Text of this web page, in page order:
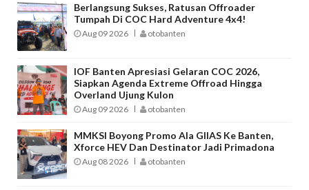
Berlangsung Sukses, Ratusan Offroader
Tumpah Di COC Hard Adventure 4x4!
Aug 09 2026 otobanten
IOF Banten Apresiasi Gelaran COC 2026,
Siapkan Agenda Extreme Offroad Hingga
Overland Ujung Kulon
Aug 09 2026 otobanten
MMKSI Boyong Promo Ala GIIAS Ke Banten,
Xforce HEV Dan Destinator Jadi Primadona
Aug 08 2026 otobanten